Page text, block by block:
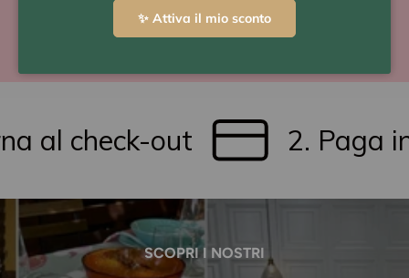
con Scalapay o Klarna
check-out 2. Paga in
SCOPRI I NOSTRI
✨ Attiva il mio sconto